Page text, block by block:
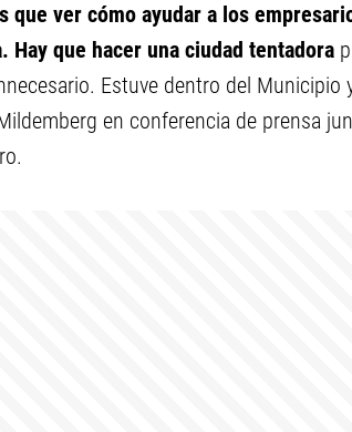
que ver cómo ayudar a los
Hay que hacer una ciudad tentadora
Estuve dentro del
en conferencia de prensa